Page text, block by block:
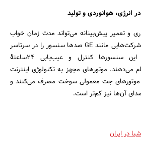
انرژی، هوانوردی و تولید
و تعمیر پیش‌بینانه می‌تواند مدت زمان خواب
کار را تا نصف کاهش دهد. شرکت‌هایی مانند GE صدها سنسور را در سرتاسر
کارخانه‌ها قرار داده‌اند و این سنسورها کنترل و عیب‌یابی 24‌ساعتۀ
می‌دهند. موتورهای مجهز به تکنولوژی اینترنت
کم‌تر از موتورهای جت معمولی سوخت مصرف می‌کنند و
آن‌ها نیز کم‌تر است.